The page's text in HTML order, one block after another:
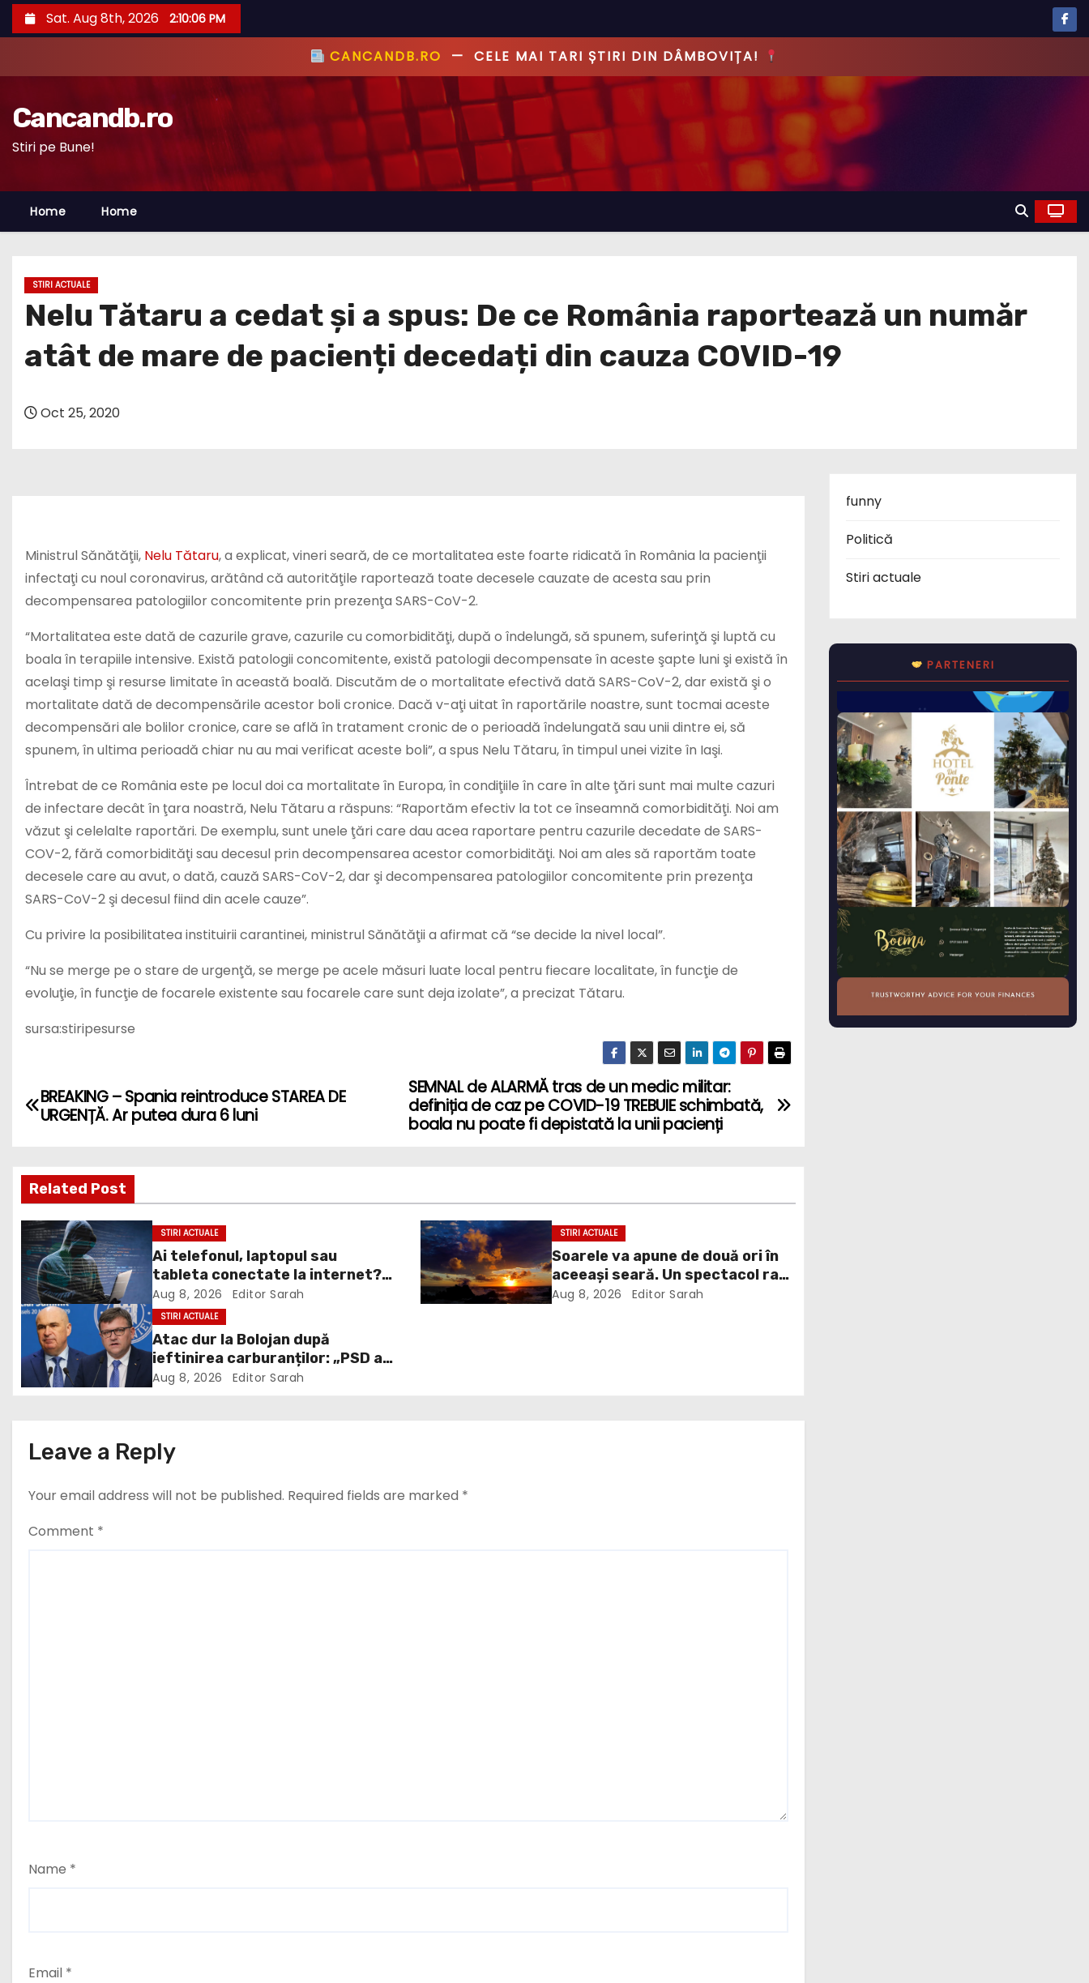
k
p
n
e
Sat. Aug 8th, 2026 2:10:07 PM
CANCANDB.RO—PRIMUL CU ȘTIREA, PRIMUL CU ADEVĂRUL!
Cancandb.ro
Stiri pe Bune!
Home Home
STIRI ACTUALE
Nelu Tătaru a cedat și a spus: De ce România raportează un număr
atât de mare de pacienți decedați din cauza COVID-19
Oct 25, 2020
Ministrul Sănătăţii, Nelu Tătaru, a explicat, vineri seară, de ce mortalitatea este foarte ridicată în România la pacienţii
infectaţi cu noul coronavirus, arătând că autorităţile raportează toate decesele cauzate de acesta sau prin
decompensarea patologiilor concomitente prin prezenţa SARS-CoV-2.
“Mortalitatea este dată de cazurile grave, cazurile cu comorbidităţi, după o îndelungă, să spunem, suferinţă şi luptă cu
boala în terapiile intensive. Există patologii concomitente, există patologii decompensate în aceste şapte luni şi există în
acelaşi timp şi resurse limitate în această boală. Discutăm de o mortalitate efectivă dată SARS-CoV-2, dar există şi o
mortalitate dată de decompensările acestor boli cronice. Dacă v-aţi uitat în raportările noastre, sunt tocmai aceste
decompensări ale bolilor cronice, care se află în tratament cronic de o perioadă îndelungată sau unii dintre ei, să
spunem, în ultima perioadă chiar nu au mai verificat aceste boli”, a spus Nelu Tătaru, în timpul unei vizite în Iaşi.
Întrebat de ce România este pe locul doi ca mortalitate în Europa, în condiţiile în care în alte ţări sunt mai multe cazuri
de infectare decât în ţara noastră, Nelu Tătaru a răspuns: “Raportăm efectiv la tot ce înseamnă comorbidităţi. Noi am
văzut şi celelalte raportări. De exemplu, sunt unele ţări care dau acea raportare pentru cazurile decedate de SARS-
COV-2, fără comorbidităţi sau decesul prin decompensarea acestor comorbidităţi. Noi am ales să raportăm toate
decesele care au avut, o dată, cauză SARS-CoV-2, dar şi decompensarea patologiilor concomitente prin prezenţa
SARS-CoV-2 şi decesul fiind din acele cauze”.
Cu privire la posibilitatea instituirii carantinei, ministrul Sănătăţii a afirmat că “se decide la nivel local”.
“Nu se merge pe o stare de urgenţă, se merge pe acele măsuri luate local pentru fiecare localitate, în funcţie de
evoluţie, în funcţie de focarele existente sau focarele care sunt deja izolate”, a precizat Tătaru.
sursa:stiripesurse
P
t
n
a
v
g
i
o
n
SEMNAL de ALARMĂ tras de un medic militar:
definiția de caz pe COVID-19 TREBUIE schimbată,
boala nu poate fi depistată la unii pacienți
BREAKING – Spania reintroduce STAREA DE
URGENȚĂ. Ar putea dura 6 luni
Related Post
STIRI ACTUALE
Ai telefonul, laptopul sau
tableta conectate la internet?
DNSC avertizează asupra unui
risc pe care mulți utilizatori îl
ignoră
Aug 8, 2026 Editor Sarah
STIRI ACTUALE
Soarele va apune de două ori în
aceeași seară. Un spectacol rar
va întrerupe liniștea unui sat din
Aug 8, 2026 Editor Sarah
STIRI ACTUALE
Atac dur la Bolojan după
ieftinirea carburanților: „PSD a
scris legea. Dumneavoastră ați
Aug 8, 2026 Editor Sarah
Leave a Reply
Your email address will not be published. Required fields are marked *
Comment *
Name *
Email *
funny
Politică
Stiri actuale
PARTENERI